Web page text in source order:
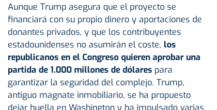
Aunque Trump asegura que el proyecto se
financiará con su propio dinero y aportaciones de
donantes privados, y que los contribuyentes
estadounidenses no asumirán el coste, los
republicanos en el Congreso quieren aprobar una
partida de 1.000 millones de dólares para
garantizar la seguridad del complejo. Trump,
antiguo magnate inmobiliario, se ha propuesto
dejar huella en Washington y ha impulsado varias